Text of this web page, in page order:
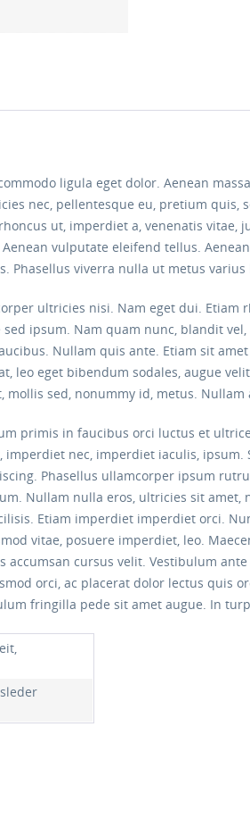
ligula eget dolor. Aenean
nec, pellentesque eu, pretium quis,
ut, imperdiet a, venenatis
vulputate eleifend tellus.
Phasellus viverra nulla ut metus
ultricies nisi. Nam eget dui. Etiam
ipsum. Nam quam nunc, blandit
Nullam quis ante. Etiam sit
leo eget bibendum sodales, augue
sed, nonummy id, metus.
primis in faucibus orci luctus et
nec, imperdiet iaculis,
Phasellus ullamcorper ipsum
Nullam nulla eros, ultricies sit amet,
Etiam imperdiet imperdiet orci.
vitae, posuere imperdiet, leo.
cursus velit. Vestibulum
orci, ac placerat dolor lectus quis
fringilla pede sit amet augue. In